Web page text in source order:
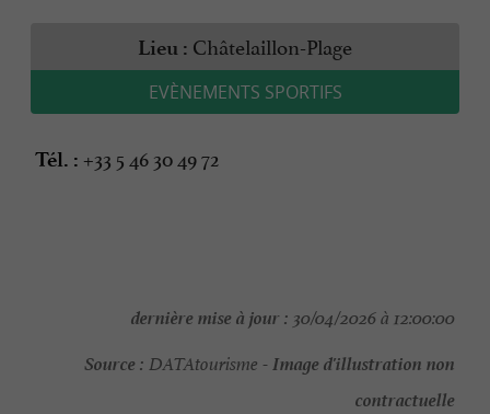
Lieu : Châtelaillon-Plage
EVÈNEMENTS SPORTIFS
Tél. : +33 5 46 30 49 72
dernière mise à jour : 30/04/2026 à 12:00:00
Source : DATAtourisme -Image d'illustration non
contractuelle